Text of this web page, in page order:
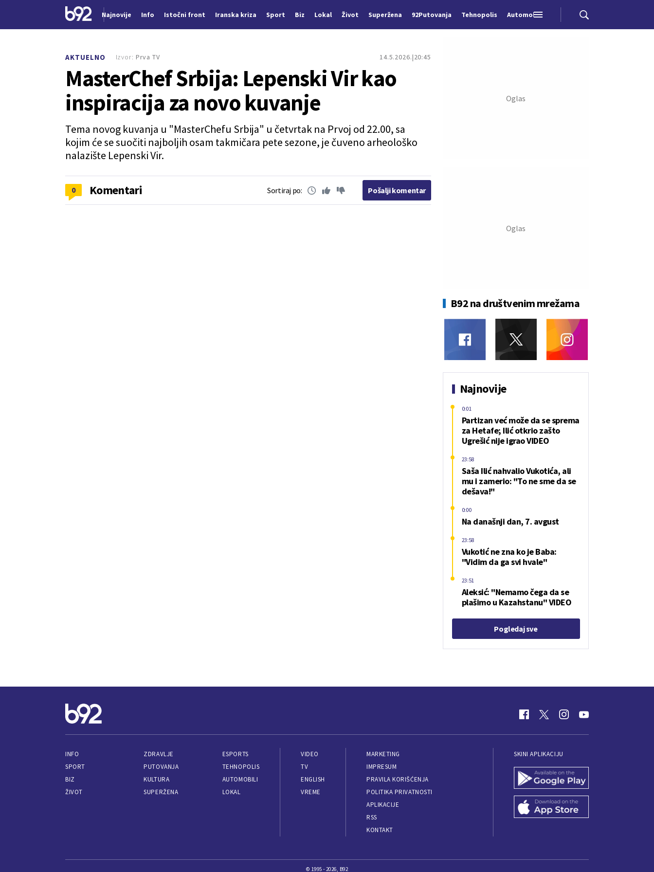
Najnovije Info Istočni front Iranska kriza Sport Biz Lokal Život Superžena 92Putovanja Tehnopolis Automobili
AKTUELNO 14.5.2026. 20:45
MasterChef Srbija: Lepenski Vir kao
inspiracija za novo kuvanje
Tema novog kuvanja u "MasterChefu Srbija" u četvrtak na Prvoj od 22.00, sa
kojim će se suočiti najboljih osam takmičara pete sezone, je čuveno arheološko
nalazište Lepenski Vir.
Izvor: Prva TV
0 Komentari Sortiraj po: Pošalji komentar
B92 na društvenim mrežama
Najnovije
Partizan već može da se sprema
za Hetafe; Ilić otkrio zašto
Ugrešić nije igrao VIDEO
0:01
Saša Ilić nahvalio Vukotića, ali
mu i zamerio: "To ne sme da se
dešava!"
23:58
Na današnji dan, 7. avgust
0:00
Vukotić ne zna ko je Baba:
"Vidim da ga svi hvale"
23:58
Aleksić: "Nemamo čega da se
plašimo u Kazahstanu" VIDEO
23:51
Pogledaj sve
INFO
SPORT
BIZ
ŽIVOT
ZDRAVLJE
PUTOVANJA
KULTURA
SUPERŽENA
ESPORTS
TEHNOPOLIS
AUTOMOBILI
LOKAL
VIDEO
TV
ENGLISH
VREME
MARKETING
IMPRESUM
PRAVILA KORIŠĆENJA
POLITIKA PRIVATNOSTI
APLIKACIJE
RSS
KONTAKT
SKINI APLIKACIJU
© 1995 - 2026, B92